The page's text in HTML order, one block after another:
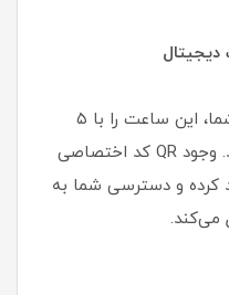
گالری عاج برای اطمینان خاطر شما، این ساعت را با ۵
سال ضمانت کتبی ارائه می‌دهد. وجود QR کد اختصاصی
کرده و دسترسی شما به
می‌کند.